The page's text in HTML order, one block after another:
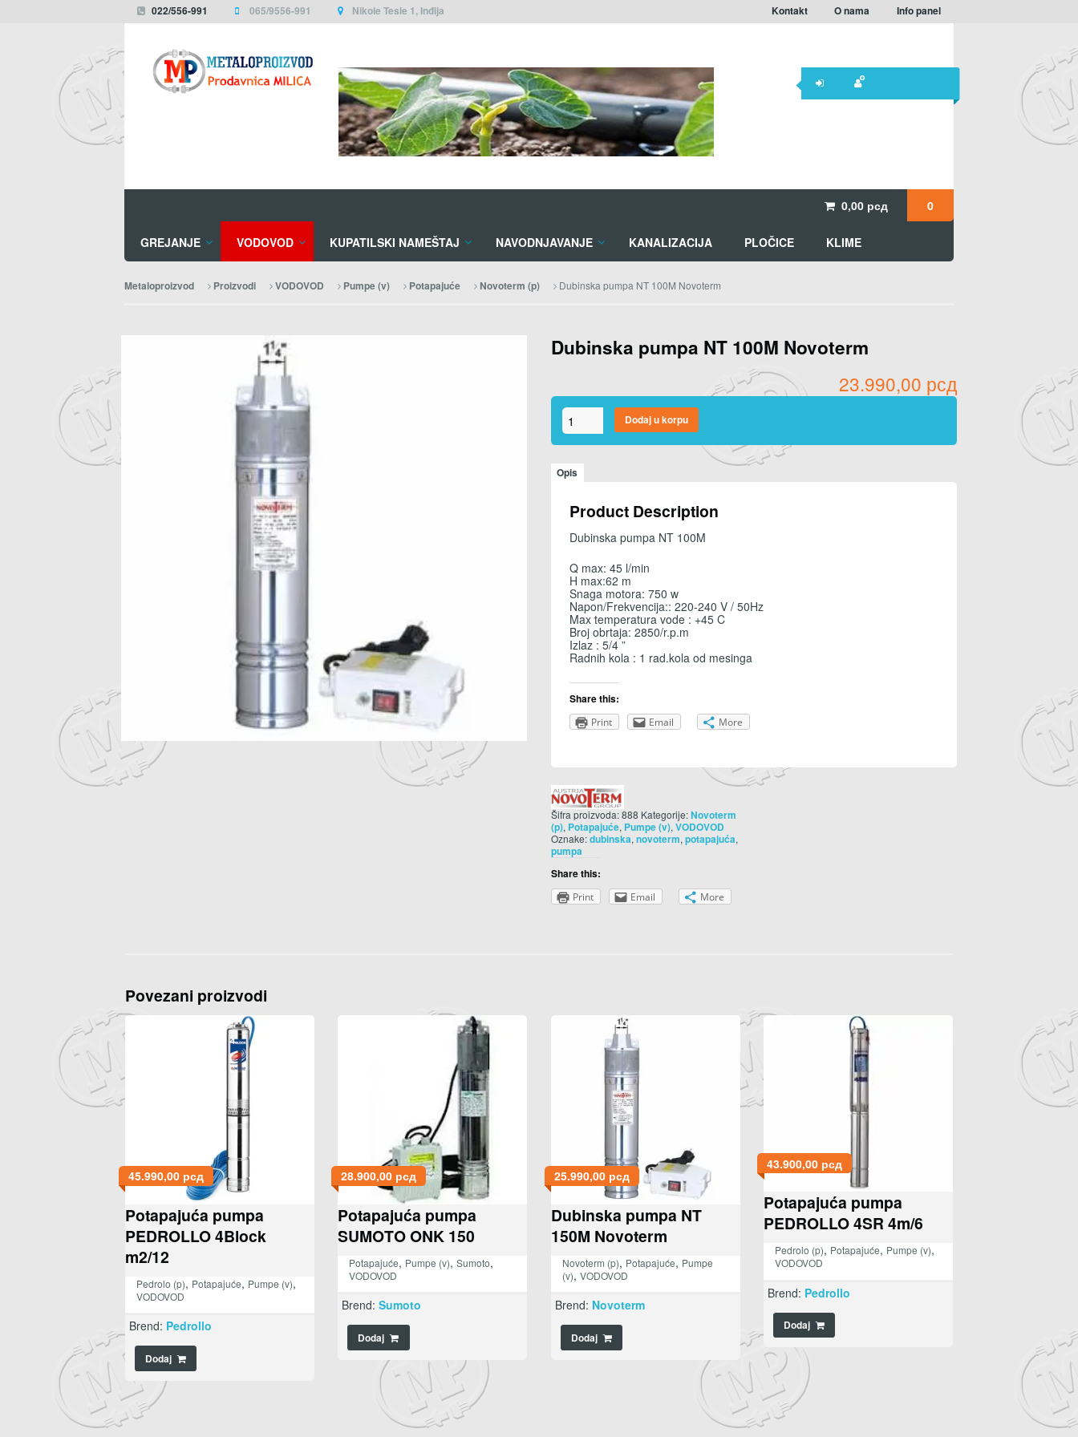
022/556-991 065/9556-991 Nikole Tesle 1, Inđija Kontakt O nama Info panel
0,00 рсд 0
GREJANJE VODOVOD KUPATILSKI NAMEŠTAJ NAVODNJAVANJE KANALIZACIJA PLOČICE KLIME
Metaloproizvod Proizvodi VODOVOD Pumpe (v) Potapajuće Novoterm (p) Dubinska pumpa NT 100M Novoterm
Dubinska pumpa NT 100M Novoterm
23.990,00 рсд
Dubinska
pumpa
NT
količina
Dodaj u korpu
Opis
Product Description
Dubinska pumpa NT 100M
Q max: 45 l/min
H max:62 m
Snaga motora: 750 w
Napon/Frekvencija:: 220-240 V / 50Hz
Max temperatura vode : +45 C
Broj obrtaja: 2850/r.p.m
Izlaz : 5/4 ”
Radnih kola : 1 rad.kola od mesinga
Share this:
Print Email More
Šifra proizvoda:888 Kategorije:Novoterm
(p), Potapajuće, Pumpe (v), VODOVOD
Oznake:dubinska, novoterm, potapajuća,
pumpa
Share this:
Print Email More
Povezani proizvodi
45.990,00 рсд
Potapajuća pumpa
PEDROLLO 4Block
m2/12
Pedrolo (p), Potapajuće, Pumpe (v),
VODOVOD
Brend: Pedrollo
Dodaj
28.900,00 рсд
Potapajuća pumpa
SUMOTO ONK 150
Potapajuće, Pumpe (v),Sumoto,
VODOVOD
Brend:Sumoto
Dodaj
25.990,00 рсд
Dubinska pumpa NT
150M Novoterm
Novoterm (p), Potapajuće, Pumpe
(v), VODOVOD
Brend: Novoterm
Dodaj
43.900,00 рсд
Potapajuća pumpa
PEDROLLO 4SR 4m/6
Pedrolo (p), Potapajuće, Pumpe (v),
VODOVOD
Brend: Pedrollo
Dodaj